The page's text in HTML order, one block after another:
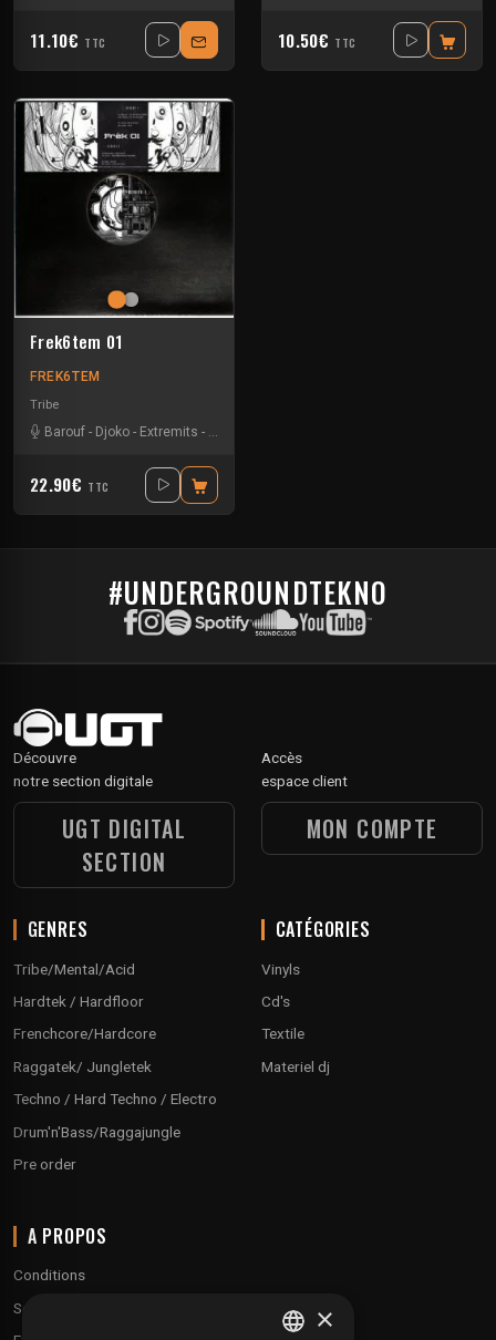
11.10€ TTC 10.50€ TTC
Frek6tem 01
FREK6TEM
Tribe
Barouf - Djoko - Extremits - Okult'
22.90€ TTC
#UNDERGROUNDTEKNO
Découvre
notre section digitale
UGT DIGITAL
SECTION
Accès
espace client
MON COMPTE
GENRES
Tribe/Mental/Acid
Hardtek / Hardfloor
Frenchcore/Hardcore
Raggatek/ Jungletek
Techno / Hard Techno / Electro
Drum'n'Bass/Raggajungle
Pre order
CATÉGORIES
Vinyls
Cd's
Textile
Materiel dj
A PROPOS
Conditions
Service client
×